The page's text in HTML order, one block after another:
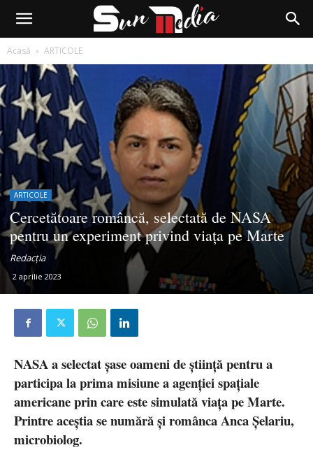
Acasă ARTICOLE
ARTICOLE
Cercetătoare româncă, selectată de NASA
pentru un experiment privind viața pe Marte
Redacția
2 aprilie 2023
NASA a selectat șase oameni de știință pentru a
participa la prima misiune a agenției spațiale
americane prin care este simulată viața pe Marte.
Printre aceștia se numără și românca Anca Șelariu,
microbiolog.